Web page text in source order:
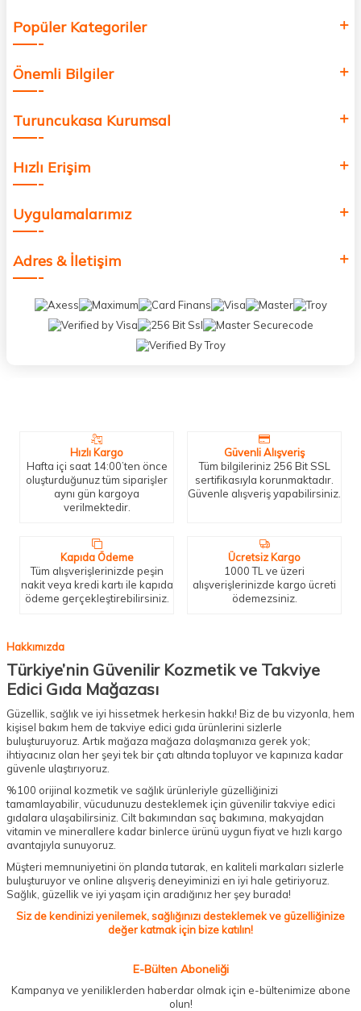
Popüler Kategoriler
Önemli Bilgiler
Turuncukasa Kurumsal
Hızlı Erişim
Uygulamalarımız
Adres & İletişim
Hızlı Kargo
Hafta içi saat 14:00’ten önce
oluşturduğunuz tüm siparişler
aynı gün kargoya
verilmektedir.
Güvenli Alışveriş
Tüm bilgileriniz 256 Bit SSL
sertifikasıyla korunmaktadır.
Güvenle alışveriş yapabilirsiniz.
Kapıda Ödeme
Tüm alışverişlerinizde peşin
nakit veya kredi kartı ile kapıda
ödeme gerçekleştirebilirsiniz.
Ücretsiz Kargo
1000 TL ve üzeri
alışverişlerinizde kargo ücreti
ödemezsiniz.
Hakkımızda
Türkiye’nin Güvenilir Kozmetik ve Takviye
Edici Gıda Mağazası
Güzellik, sağlık ve iyi hissetmek herkesin hakkı! Biz de bu vizyonla, hem
kişisel bakım hem de takviye edici gıda ürünlerini sizlerle
buluşturuyoruz. Artık mağaza mağaza dolaşmanıza gerek yok;
ihtiyacınız olan her şeyi tek bir çatı altında topluyor ve kapınıza kadar
güvenle ulaştırıyoruz.
%100 orijinal kozmetik ve sağlık ürünleriyle güzelliğinizi
tamamlayabilir, vücudunuzu desteklemek için güvenilir takviye edici
gıdalara ulaşabilirsiniz. Cilt bakımından saç bakımına, makyajdan
vitamin ve minerallere kadar binlerce ürünü uygun fiyat ve hızlı kargo
avantajıyla sunuyoruz.
Müşteri memnuniyetini ön planda tutarak, en kaliteli markaları sizlerle
buluşturuyor ve online alışveriş deneyiminizi en iyi hale getiriyoruz.
Sağlık, güzellik ve iyi yaşam için aradığınız her şey burada!
Siz de kendinizi yenilemek, sağlığınızı desteklemek ve güzelliğinize
değer katmak için bize katılın!
E-Bülten Aboneliği
Kampanya ve yeniliklerden haberdar olmak için e-bültenimize abone
olun!